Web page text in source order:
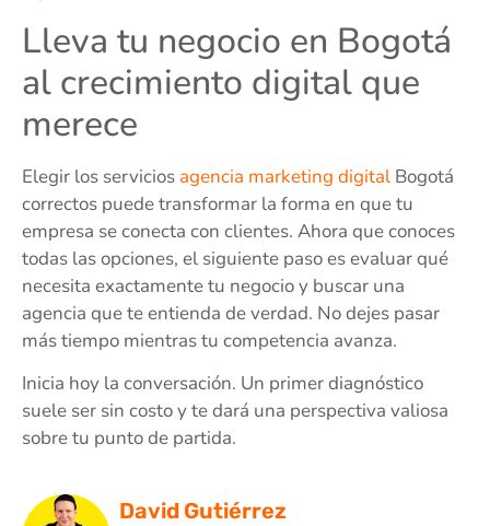
Lleva tu negocio en Bogotá
al crecimiento digital que
merece
Elegir los servicios agencia marketing digital Bogotá
correctos puede transformar la forma en que tu
empresa se conecta con clientes. Ahora que conoces
todas las opciones, el siguiente paso es evaluar qué
necesita exactamente tu negocio y buscar una
agencia que te entienda de verdad. No dejes pasar
más tiempo mientras tu competencia avanza.
Inicia hoy la conversación. Un primer diagnóstico
suele ser sin costo y te dará una perspectiva valiosa
sobre tu punto de partida.
David Gutiérrez